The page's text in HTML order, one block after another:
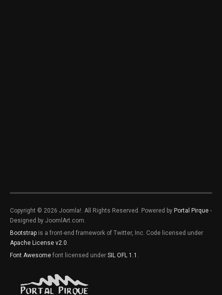
Copyright © 2026 Joomla!. All Rights Reserved. Powered by Portal Pirque -
Designed by JoomlArt.com.
Bootstrap is a front-end framework of Twitter, Inc. Code licensed under
Apache License v2.0.
Font Awesome font licensed under SIL OFL 1.1 .